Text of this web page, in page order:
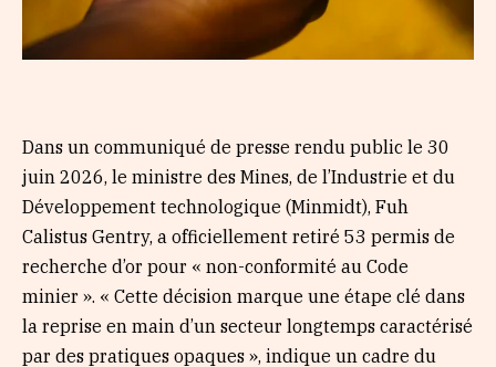
Dans un communiqué de presse rendu public le 30
juin 2026, le ministre des Mines, de l’Industrie et du
Développement technologique (Minmidt), Fuh
Calistus Gentry, a officiellement retiré 53 permis de
recherche d’or pour « non-conformité au Code
minier ». « Cette décision marque une étape clé dans
la reprise en main d’un secteur longtemps caractérisé
par des pratiques opaques », indique un cadre du